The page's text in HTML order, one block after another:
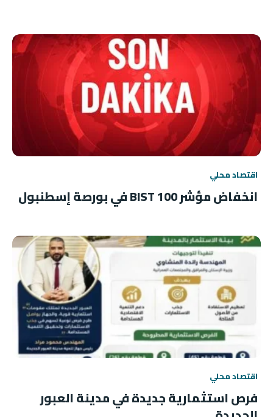
اقتصاد محلي
انخفاض مؤشر BIST 100 في بورصة إسطنبول
اقتصاد محلي
فرص استثمارية جديدة في مدينة العبور